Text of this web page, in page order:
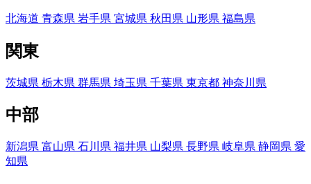
北海道 青森県 岩手県 宮城県 秋田県 山形県 福島県
関東
茨城県 栃木県 群馬県 埼玉県 千葉県 東京都 神奈川県
中部
新潟県 富山県 石川県 福井県 山梨県 長野県 岐阜県 静岡県 愛
知県